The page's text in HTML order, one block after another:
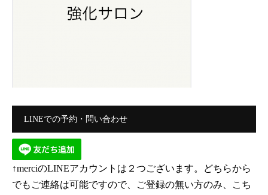
LINEでの予約・問い合わせ
↑merciのLINEアカウントは２つございます。どちらから
でもご連絡は可能ですので、ご登録の無い方のみ、こち